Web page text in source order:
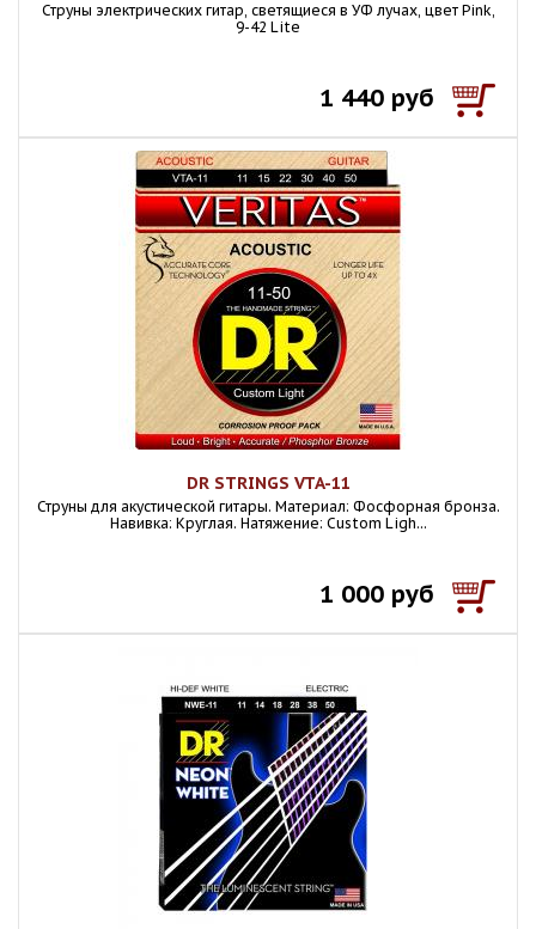
Струны электрических гитар, светящиеся в УФ лучах, цвет Pink,
9-42 Lite
1 440 руб
DR STRINGS VTA-11
Струны для акустической гитары. Материал: Фосфорная бронза.
Навивка: Круглая. Натяжение: Custom Ligh...
1 000 руб